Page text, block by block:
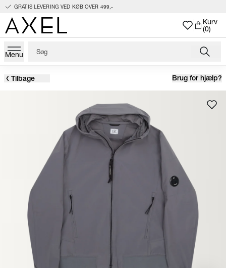
GRATIS LEVERING VED KØB OVER 499,-
Kurv
(0)
Menu
Tilbage Brug for hjælp?